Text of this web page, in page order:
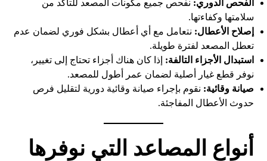
الفحص الدوري: نفحص جميع مكونات المصعد للتأكد من
سلامتها وكفاءتها.
إصلاح الأعطال: نتعامل مع أي أعطال بشكل فوري لضمان عدم
تعطل المصعد لفترة طويلة.
استبدال الأجزاء التالفة: إذا كان هناك أجزاء تحتاج إلى تغيير،
نوفر قطع غيار أصلية لضمان عمر أطول للمصعد.
صيانة وقائية: نقوم بإجراء صيانة وقائية دورية لتقليل فرص
حدوث الأعطال المفاجئة.
أنواع المصاعد التي نوفرها